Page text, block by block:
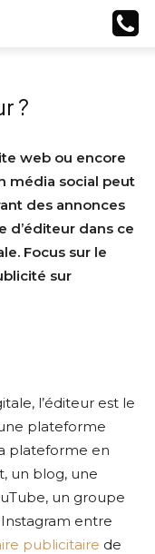
?
web ou encore
média social peut
des annonces
d’éditeur dans ce
Focus sur le
sur
l’éditeur est le
plateforme
plateforme en
un blog, une
un groupe
entre
publicitaire de